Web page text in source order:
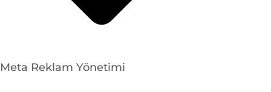
Meta Reklam Yönetimi